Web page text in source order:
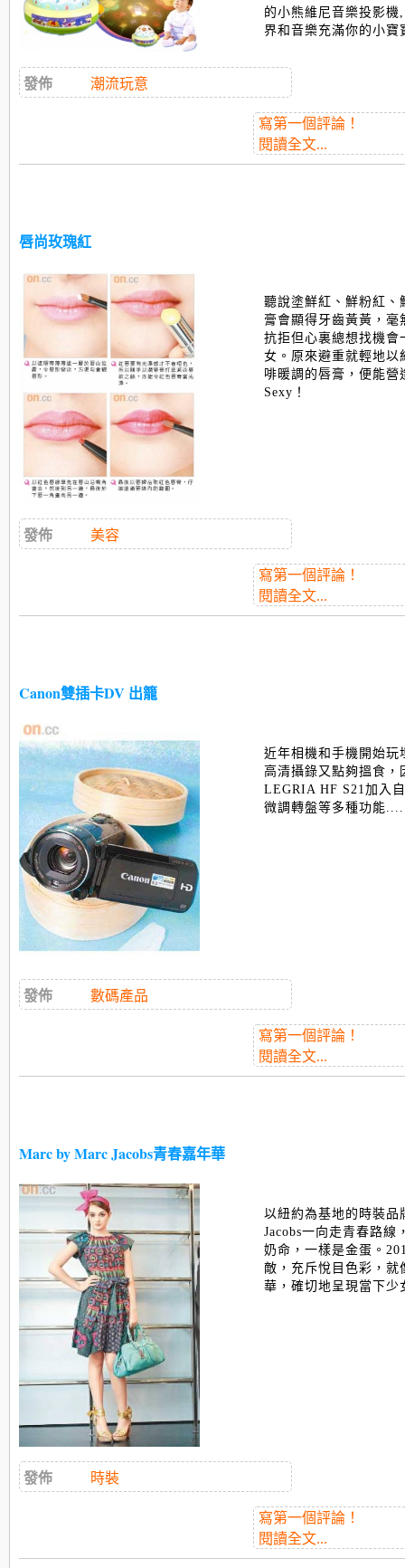
的小熊維尼音樂投影
界和音樂充滿你的小
發佈 潮流玩意
寫第一個評論！
閱讀全文...
唇尚玫瑰紅
聽說塗鮮紅、鮮粉紅、
膏會顯得牙齒黃黃，
抗拒但心裏總想找機會
女。原來避重就輕地以
啡暖調的唇膏，便能營
Sexy！
發佈 美容
寫第一個評論！
閱讀全文...
Canon雙插卡DV 出籠
近年相機和手機開始
高清攝錄又點夠搵食，
LEGRIA HF S21加入
微調轉盤等多種功能
發佈 數碼產品
寫第一個評論！
閱讀全文...
Marc by Marc Jacobs青春嘉年華
以紐約為基地的時裝品
Jacobs一向走青春路線
奶命，一樣是金蛋。
敵，充斥悅目色彩，就
華，確切地呈現當下
發佈 時裝
寫第一個評論！
閱讀全文...